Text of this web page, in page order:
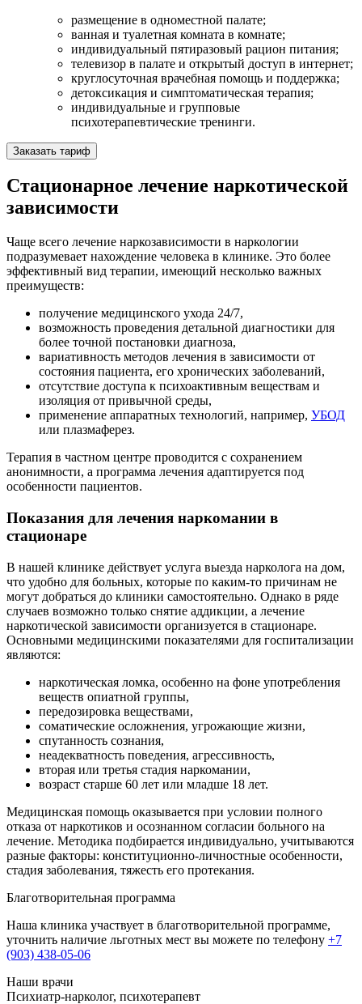
размещение в одноместной палате;
ванная и туалетная комната в комнате;
индивидуальный пятиразовый рацион питания;
телевизор в палате и открытый доступ в интернет;
круглосуточная врачебная помощь и поддержка;
детоксикация и симптоматическая терапия;
индивидуальные и групповые
психотерапевтические тренинги.
Заказать тариф
Стационарное лечение наркотической
зависимости
Чаще всего лечение наркозависимости в наркологии
подразумевает нахождение человека в клинике. Это более
эффективный вид терапии, имеющий несколько важных
преимуществ:
получение медицинского ухода 24/7,
возможность проведения детальной диагностики для
более точной постановки диагноза,
вариативность методов лечения в зависимости от
состояния пациента, его хронических заболеваний,
отсутствие доступа к психоактивным веществам и
изоляция от привычной среды,
применение аппаратных технологий, например, УБОД
или плазмаферез.
Терапия в частном центре проводится с сохранением
анонимности, а программа лечения адаптируется под
особенности пациентов.
Показания для лечения наркомании в
стационаре
В нашей клинике действует услуга выезда нарколога на дом,
что удобно для больных, которые по каким-то причинам не
могут добраться до клиники самостоятельно. Однако в ряде
случаев возможно только снятие аддикции, а лечение
наркотической зависимости организуется в стационаре.
Основными медицинскими показателями для госпитализации
являются:
наркотическая ломка, особенно на фоне употребления
веществ опиатной группы,
передозировка веществами,
соматические осложнения, угрожающие жизни,
спутанность сознания,
неадекватность поведения, агрессивность,
вторая или третья стадия наркомании,
возраст старше 60 лет или младше 18 лет.
Медицинская помощь оказывается при условии полного
отказа от наркотиков и осознанном согласии больного на
лечение. Методика подбирается индивидуально, учитываются
разные факторы: конституционно-личностные особенности,
стадия заболевания, тяжесть его протекания.
Благотворительная программа
Наша клиника участвует в благотворительной программе,
уточнить наличие льготных мест вы можете по телефону +7
(903) 438-05-06
Наши врачи
Психиатр-нарколог, психотерапевт